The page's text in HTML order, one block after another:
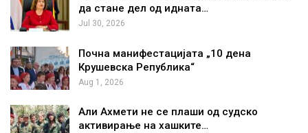
да стане дел од идната…
Jul 30, 2026
Почна манифестацијата „10 дена
Крушевска Република“
Aug 1, 2026
Али Ахмети не се плаши од судско
активирање на хашките…